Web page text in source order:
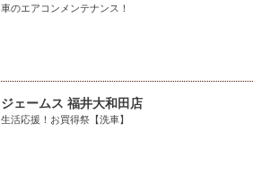
車のエアコンメンテナンス！
ジェームス 福井大和田店
生活応援！お買得祭【洗車】